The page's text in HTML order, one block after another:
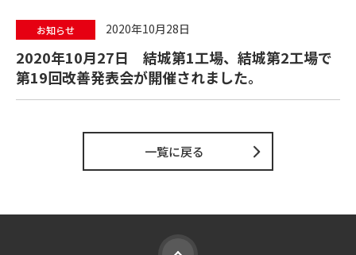
お知らせ 2020年10月28日
2020年10月27日 結城第1工場、結城第2工場で
第19回改善発表会が開催されました。
一覧に戻る